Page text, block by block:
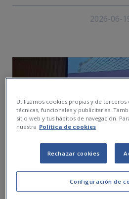
2026-06-
El pasado17 de junio
Utilizamos cookies propias y de terceros
técnicas, funcionales y publicitarias.
sitio web y tus hábitos de navegación.
nuestra Política de cookies
Configuración de
Rechazar cookies